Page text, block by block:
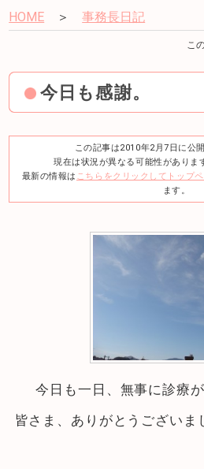
HOME ＞事務長日記
こ
今日も感謝。
この記事は2010年2月7日に公
現在は状況が異なる可能性がありま
最新の情報は こちらをクリックしてトップ
ます。
今日も一日、無事に診療
皆さま、ありがとうございま